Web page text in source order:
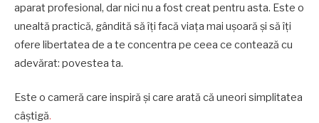
aparat profesional, dar nici nu a fost creat pentru asta. Este o
unealtă practică, gândită să îți facă viața mai ușoară și să îți
ofere libertatea de a te concentra pe ceea ce contează cu
adevărat: povestea ta.
Este o cameră care inspiră și care arată că uneori simplitatea
câștigă.